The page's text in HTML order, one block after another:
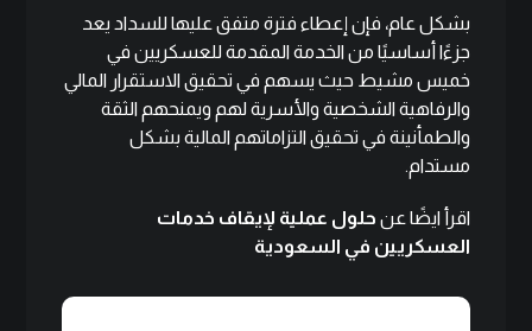
بشكل عام، فإن إعطاء فترة متفق عليها للسداد يعد
جزءًا أساسيًا من الخدمة المقدمة للعسكريين في
خميس مشيط حيث يسهم في تحقيق الاستقرار المالي
والرفاهية الشخصية والأسرية لهم ويمنحهم الثقة
والطمأنينة في تحقيق التزاماتهم المالية بشكل
مستدام.
اقرأ ايضًا عن حلول عملية لإيقاف خدمات
العسكريين في السعودية